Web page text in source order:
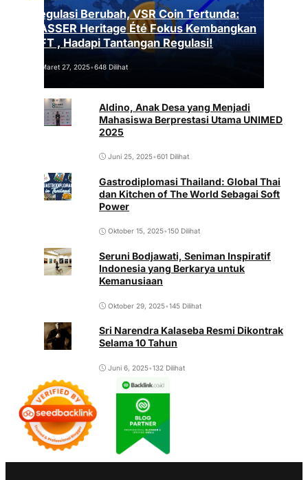
Regulasi Berubah, VSR Coin Tertunda:
VASSER Heritage Été Fokus Kembangkan
NFT , Hadapi Tantangan Regulasi!
Maret 27, 2025•648 Dilihat
Aldino, Anak Desa yang Menjadi
Mahasiswa Berprestasi Utama UNIMED
2025
Juni 25, 2025•601 Dilihat
Gastrodiplomasi Thailand: Global Thai
dan Kitchen of The World Sebagai Soft
Power
Oktober 15, 2025•150 Dilihat
Seruni Bodjawati, Seniman Inspiratif
Indonesia yang Berkarya untuk
Kemanusiaan
Oktober 29, 2025•145 Dilihat
Sri Narendra Kalaseba Resmi Dikontrak
Selama 10 Tahun
Juni 6, 2025•132 Dilihat